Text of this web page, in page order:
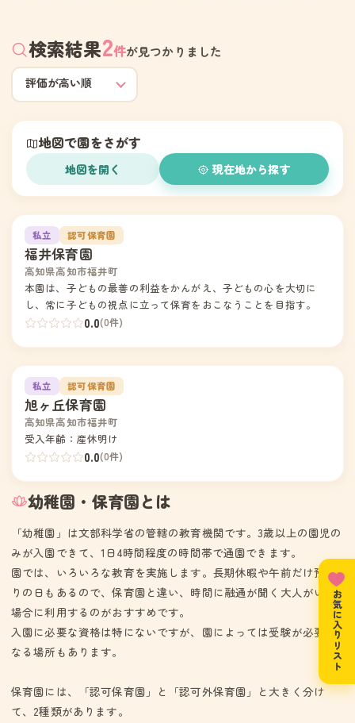
検索結果2件が見つかりました
地図で園をさがす
地図を開く 現在地から探す
1私立 認可保育園
福井保育園
高知県高知市福井町
本園は、子どもの最善の利益をかんがえ、子どもの心を大切に
し、常に子どもの視点に立って保育をおこなうことを目指す。
0.0(0件)
2私立 認可保育園
旭ヶ丘保育園
高知県高知市福井町
受入年齢：産休明け
0.0(0件)
幼稚園・保育園とは
「幼稚園」は文部科学省の管轄の教育機関です。3歳以上の園児の
みが入園できて、1日4時間程度の時間帯で通園できます。
園では、いろいろな教育を実施します。長期休暇や午前だけ預か
りの日もあるので、保育園と違い、時間に融通が聞く大人がいる
場合に利用するのがおすすめです。
入園に必要な資格は特にないですが、園によっては受験が必要と
なる場所もあります。
保育園には、「認可保育園」と「認可外保育園」と大きく分け
て、2種類があります。
お気に入りリスト